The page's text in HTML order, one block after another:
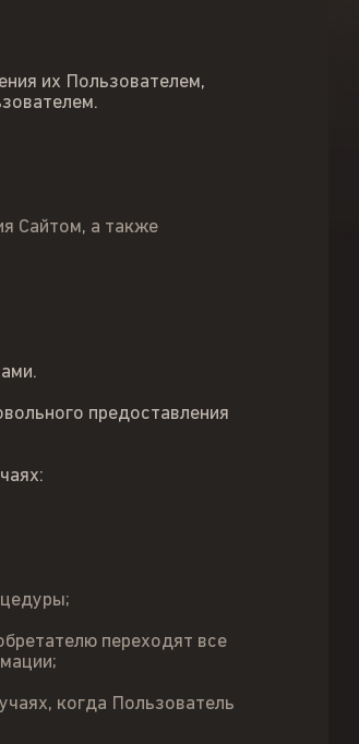
их Пользователем,
Сайтом, а также
предоставления
переходят все
когда Пользователь